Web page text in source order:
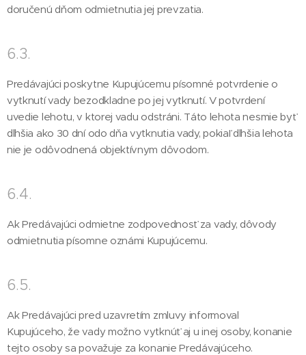
doručenú dňom odmietnutia jej prevzatia.
6.3.
Predávajúci poskytne Kupujúcemu písomné potvrdenie o
vytknutí vady bezodkladne po jej vytknutí. V potvrdení
uvedie lehotu, v ktorej vadu odstráni. Táto lehota nesmie byť
dlhšia ako 30 dní odo dňa vytknutia vady, pokiaľ dlhšia lehota
nie je odôvodnená objektívnym dôvodom.
6.4.
Ak Predávajúci odmietne zodpovednosť za vady, dôvody
odmietnutia písomne oznámi Kupujúcemu.
6.5.
Ak Predávajúci pred uzavretím zmluvy informoval
Kupujúceho, že vady možno vytknúť aj u inej osoby, konanie
tejto osoby sa považuje za konanie Predávajúceho.